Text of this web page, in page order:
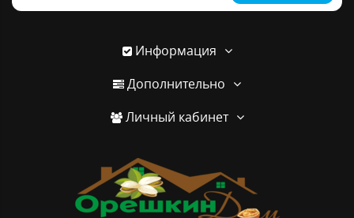
Информация
Дополнительно
Личный кабинет